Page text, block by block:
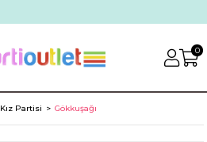
0
Kız Partisi Gökkuşağı